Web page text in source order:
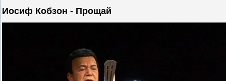
Иосиф Кобзон - Прощай